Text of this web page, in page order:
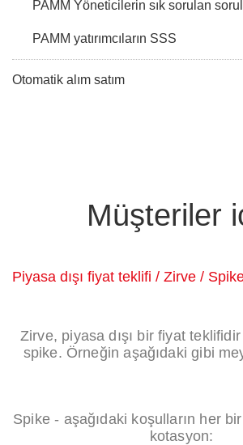
PAMM Yöneticilerin sık sorulan
PAMM yatırımcıların SSS
Otomatik alım satım
Müşteriler
Piyasa dışı fiyat teklifi / Zirve /
Zirve, piyasa dışı bir fiyat
spike. Örneğin aşağıdaki gibi
Spike - aşağıdaki koşulların her
kotasyon: